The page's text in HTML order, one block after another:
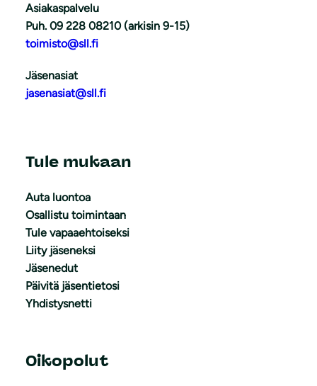
Asiakaspalvelu
Puh. 09 228 08210 (arkisin 9-15)
toimisto@sll.fi
Jäsenasiat
jasenasiat@sll.fi
Tule mukaan
Auta luontoa
Osallistu toimintaan
Tule vapaaehtoiseksi
Liity jäseneksi
Jäsenedut
Päivitä jäsentietosi
Yhdistysnetti
Oikopolut